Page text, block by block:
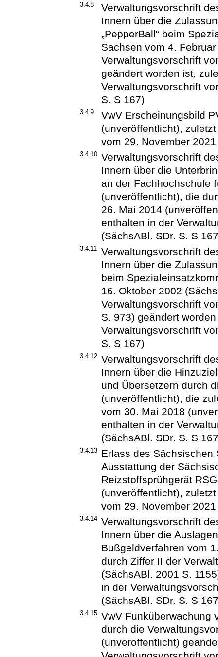
3.4.8
Verwaltungsvorschrift
Innern über die
„PepperBall“ beim
Sachsen vom 4.
Verwaltungsvorschrift
geändert worden ist,
Verwaltungsvorschrift
S. S 167)
3.4.9
VwV Erscheinungsbild
(unveröffentlicht),
vom 29. November
3.4.10 Verwaltungsvorschrift
Innern über die
an der Fachhochschule
(unveröffentlicht), die
26. Mai 2014
enthalten in der
(SächsABl. SDr. S. S
3.4.11
Verwaltungsvorschrift
Innern über die
beim
16. Oktober 2002
Verwaltungsvorschrift
S. 973) geändert
Verwaltungsvorschrift
S. S 167)
3.4.12 Verwaltungsvorschrift
Innern über die
und Übersetzern durch
(unveröffentlicht), die
vom 30. Mai 2018
enthalten in der
(SächsABl. SDr. S. S
3.4.13
Erlass des Sächsischen
Ausstattung der
Reizstoffsprühgerät
(unveröffentlicht),
vom 29. November
3.4.14 Verwaltungsvorschrift
Innern über die
Bußgeldverfahren vom
durch Ziffer II der
(SächsABl. 2001 S.
in der
(SächsABl. SDr. S. S
3.4.15 VwV Funküberwachung
durch die
(unveröffentlicht)